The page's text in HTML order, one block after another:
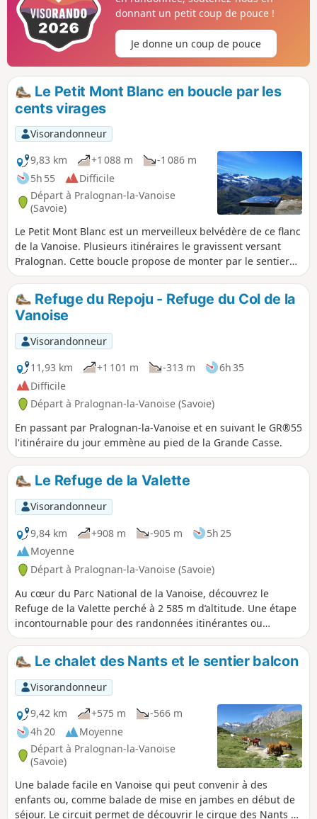
donnant un petit coup de pouce !
Je donne un coup de pouce
Le Petit Mont Blanc en boucle par les
cents virages
Visorandonneur
9,83 km
+1 088 m
-1 086 m
5h 55
Difficile
Départ à Pralognan-la-Vanoise
(Savoie)
Le Petit Mont Blanc est un merveilleux belvédère de ce flanc
de la Vanoise. Plusieurs itinéraires le gravissent versant
Pralognan. Cette boucle propose de monter par le sentier
ONF escarpé dit des cent virages et de redescendre par le
sentier du Col des Saulces, raide mais sans difficulté
technique. Elle a l'avantage d'être bien moins fréquentée
que les cheminements venant des Prioux.
Refuge du Repoju - Refuge du Col de la
Vanoise
Visorandonneur
11,93 km
+1 101 m -313 m
6h 35
Difficile
Départ à Pralognan-la-Vanoise (Savoie)
En passant par Pralognan-la-Vanoise et en suivant le GR®55
l'itinéraire du jour emmène au pied de la Grande Casse.
Le Refuge de la Valette
Visorandonneur
9,84 km
+908 m -905 m
5h 25
Moyenne
Départ à Pralognan-la-Vanoise (Savoie)
Au cœur du Parc National de la Vanoise, découvrez le
Refuge de la Valette perché à 2 585 m d’altitude. Une étape
incontournable pour des randonnées itinérantes ou
simplement un petit coin de paradis, pour une pause bien
méritée, au pied des glaciers de la Vanoise. Profitez de votre
randonnée pour découvrir l’ancien refuge et le lac situé à
proximité. L’exposition du versant favorise les courants
ascendants, propices aux vols des rapaces (aigles royaux,
gypaètes barbus…), un spectacle grandeur nature !
Le chalet des Nants et le sentier balcon
Visorandonneur
9,42 km
+575 m
-566 m
4h 20
Moyenne
Départ à Pralognan-la-Vanoise
(Savoie)
Une balade facile en Vanoise qui peut convenir à des
enfants ou, comme balade de mise en jambes en début de
séjour. Le circuit permet de découvrir le cirque des Nants et